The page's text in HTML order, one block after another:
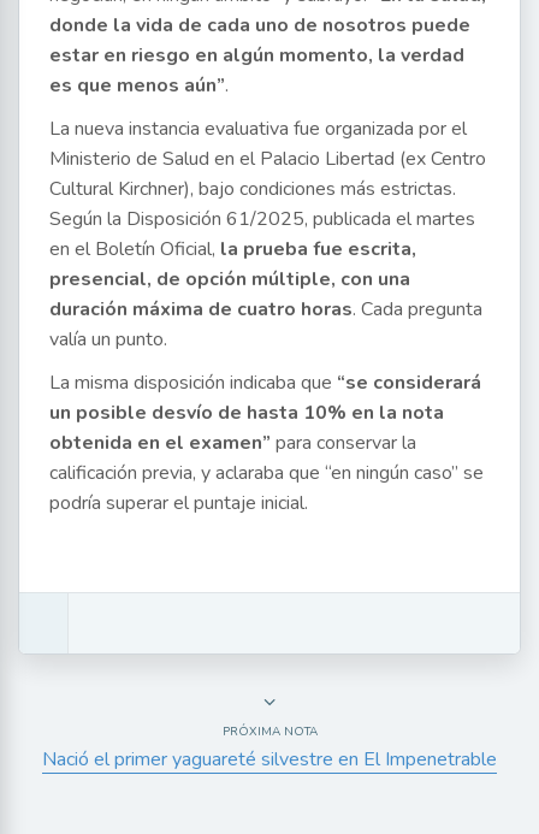
donde la vida de cada uno de nosotros puede
estar en riesgo en algún momento, la verdad
es que menos aún”.
La nueva instancia evaluativa fue organizada por el
Ministerio de Salud en el Palacio Libertad (ex Centro
Cultural Kirchner), bajo condiciones más estrictas.
Según la Disposición 61/2025, publicada el martes
en el Boletín Oficial, la prueba fue escrita,
presencial, de opción múltiple, con una
duración máxima de cuatro horas. Cada pregunta
valía un punto.
La misma disposición indicaba que “se considerará
un posible desvío de hasta 10% en la nota
obtenida en el examen” para conservar la
calificación previa, y aclaraba que “en ningún caso” se
podría superar el puntaje inicial.
PRÓXIMA NOTA
Nació el primer yaguareté silvestre en El Impenetrable